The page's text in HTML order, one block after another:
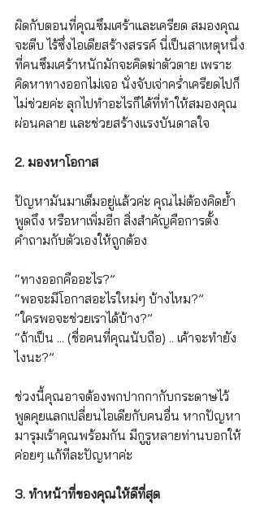
ผิดกับตอนที่คุณซึมเศร้าและเครียด สมองคุณ
จะตีบ ไร้ซึ่งไอเดียสร้างสรรค์ นี่เป็นสาเหตุหนึ่ง
ที่คนซึมเศร้าหนักมักจะคิดฆ่าตัวตาย เพราะ
คิดหาทางออกไม่เจอ นั่งจับเจ่าคร่ำเครียดไปก็
ไม่ช่วยค่ะ ลุกไปทำอะไรก็ได้ที่ทำให้สมองคุณ
ผ่อนคลาย และช่วยสร้างแรงบันดาลใจ
2. มองหาโอกาส
ปัญหามันมาเต็มอยู่แล้วค่ะ คุณไม่ต้องคิดย้ำ
พูดถึง หรือหาเพิ่มอีก สิ่งสำคัญคือการตั้ง
คำถามกับตัวเองให้ถูกต้อง
“ทางออกคืออะไร?”
“พอจะมีโอกาสอะไรใหม่ๆ บ้างไหม?”
“ใครพอจะช่วยเราได้บ้าง?”
“ถ้าเป็น ... (ชื่อคนที่คุณนับถือ) .. เค้าจะทำยัง
ไงนะ?”
ช่วงนี้คุณอาจต้องพกปากกากับกระดาษไว้
พูดคุยแลกเปลี่ยนไอเดียกับคนอื่น หากปัญหา
มารุมเร้าคุณพร้อมกัน มีกูรูหลายท่านบอกให้
ค่อยๆ แก้ทีละปัญหาค่ะ
3. ทำหน้าที่ของคุณให้ดีที่สุด